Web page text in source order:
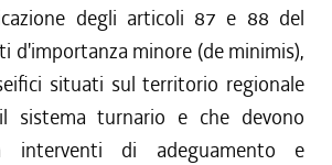
degli articoli 87 e 88 del
d'importanza minore (de minimis),
situati sul territorio regionale
sistema turnario e che devono
interventi di adeguamento e